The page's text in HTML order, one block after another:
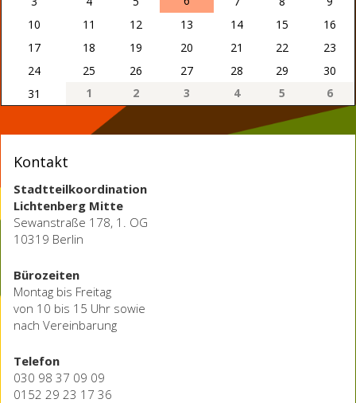
10
11 12 13 14 15
16
17
18 19 20 21 22
23
24
25 26 27 28 29
30
31
1 2 3 4 5 6
Kontakt
Stadtteilkoordination
Lichtenberg Mitte
Sewanstraße 178, 1. OG
10319 Berlin
Bürozeiten
Montag bis Freitag
von 10 bis 15 Uhr sowie
nach Vereinbarung
Telefon
030 98 37 09 09
0152 29 23 17 36